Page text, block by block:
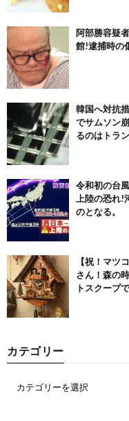
阿部勝容疑
館!逮捕時の
韓国へ対抗
でサムソン
るのはトラ
令和初の台
上陸の恐れ!
のとなる。
【祝！マツ
さん！森の
トスクープ
カテゴリー